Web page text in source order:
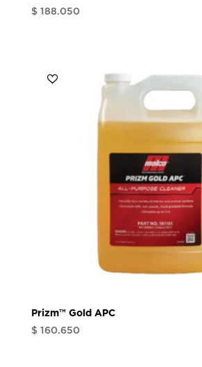
$ 188.050
Prizm™ Gold APC
$ 160.650